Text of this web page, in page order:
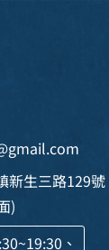
新生三路129號
)
、